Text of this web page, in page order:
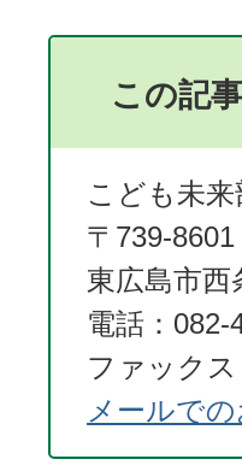
この記
こども未
〒739-8601
東広島市西
電話：082-
ファック
メールで